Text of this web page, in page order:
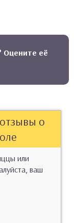
Оцените её
о
или
ваш